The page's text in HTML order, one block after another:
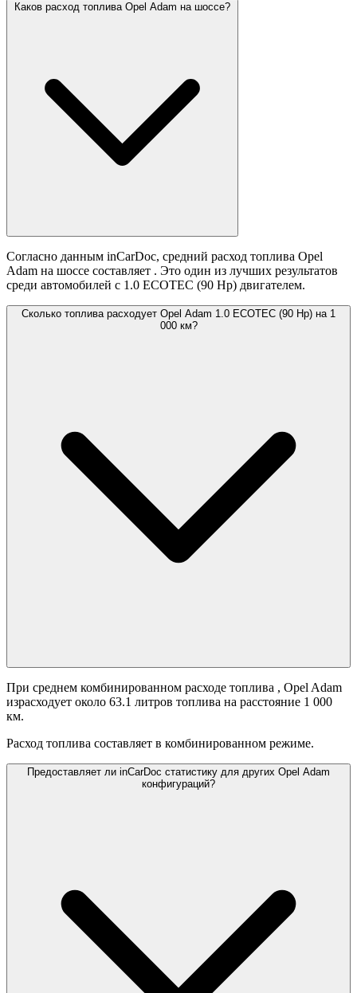
Каков расход топлива Opel Adam на шоссе?
Согласно данным inCarDoc, средний расход топлива Opel
Adam на шоссе составляет . Это один из лучших результатов
среди автомобилей с 1.0 ECOTEC (90 Hp) двигателем.
Сколько топлива расходует Opel Adam 1.0 ECOTEC (90 Hp) на 1
000 км?
При среднем комбинированном расходе топлива , Opel Adam
израсходует около 63.1 литров топлива на расстояние 1 000
км.
Расход топлива составляет в комбинированном режиме.
Предоставляет ли inCarDoc статистику для других Opel Adam
конфигураций?